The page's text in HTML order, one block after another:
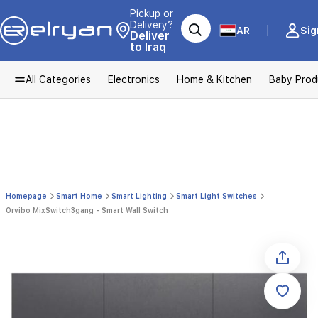
Pickup or
Delivery?
Deliver
to Iraq
AR
All Categories Electronics Home & Kitchen Baby
Homepage Smart Home Smart Lighting
Smart Light Switches
Orvibo MixSwitch3gang - Smart Wall Switch